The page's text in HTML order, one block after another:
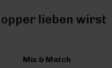
lieben wirst
Mix & Match